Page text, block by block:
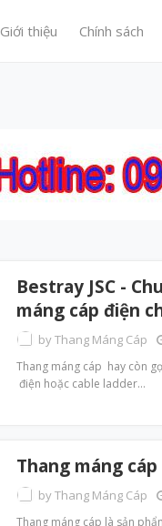
Giới thiệu Chính sách
Bestray JSC -
máng cáp điện
byThang Máng Cáp
Thang máng cáp hay còn
điện hoặc cable ladder…
Thang máng
byThang Máng Cáp
Thang máng cáp là sản